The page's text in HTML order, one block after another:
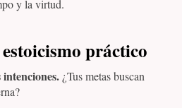
y la virtud.
práctico
¿Tus metas buscan